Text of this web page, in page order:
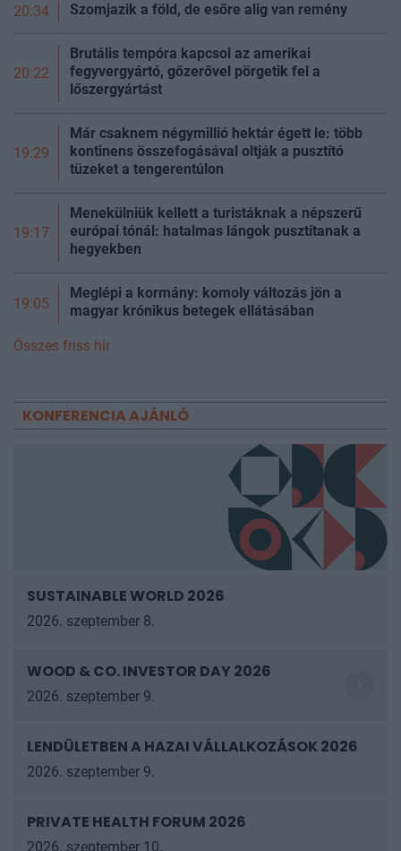
20:34 Szomjazik a föld, de esőre alig van remény
20:22
Brutális tempóra kapcsol az amerikai
fegyvergyártó, gőzerővel pörgetik fel a
lőszergyártást
19:29
Már csaknem négymillió hektár égett le: több
kontinens összefogásával oltják a pusztító
tüzeket a tengerentúlon
19:17
Menekülniük kellett a turistáknak a népszerű
európai tónál: hatalmas lángok pusztítanak a
hegyekben
19:05
Meglépi a kormány: komoly változás jön a
magyar krónikus betegek ellátásában
Összes friss hír
KONFERENCIA AJÁNLÓ
SUSTAINABLE WORLD 2026
2026. szeptember 8.
WOOD & CO. INVESTOR DAY 2026
2026. szeptember 9.
LENDÜLETBEN A HAZAI VÁLLALKOZÁSOK
2026
PRIVATE HEALTH FORUM 2026